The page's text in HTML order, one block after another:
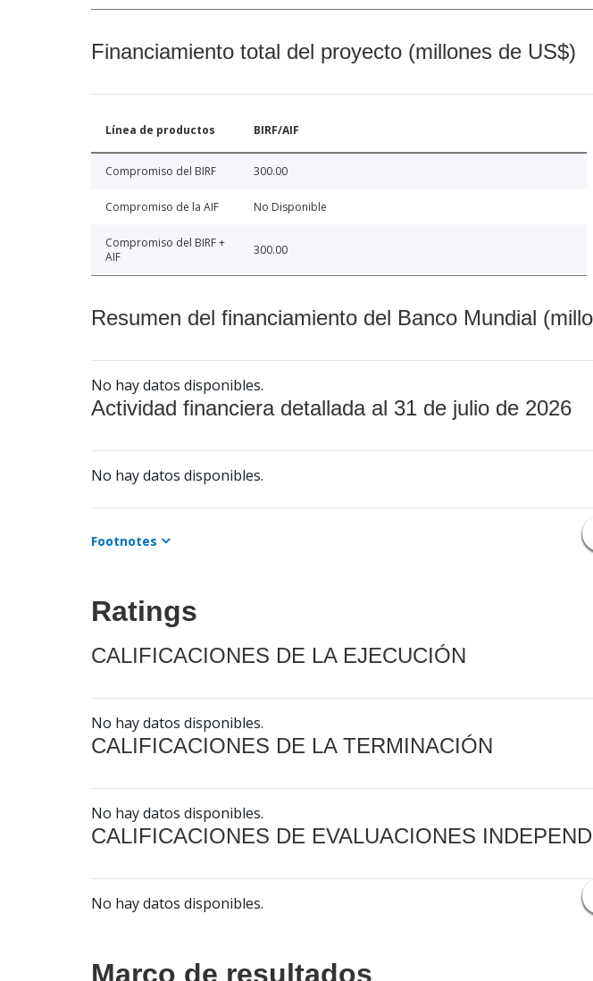
Financiamiento total del proyecto (millones de US$)
Línea de productos BIRF/AIF
Compromiso del BIRF 300.00
Compromiso de la AIF No Disponible
Compromiso del BIRF +
AIF
300.00
Resumen del financiamiento del Banco Mundial
No hay datos disponibles.
Actividad financiera detallada al 31 de julio de 2026
No hay datos disponibles.
Footnotes
Ratings
CALIFICACIONES DE LA EJECUCIÓN
No hay datos disponibles.
CALIFICACIONES DE LA TERMINACIÓN
No hay datos disponibles.
CALIFICACIONES DE EVALUACIONES
No hay datos disponibles.
Marco de resultados